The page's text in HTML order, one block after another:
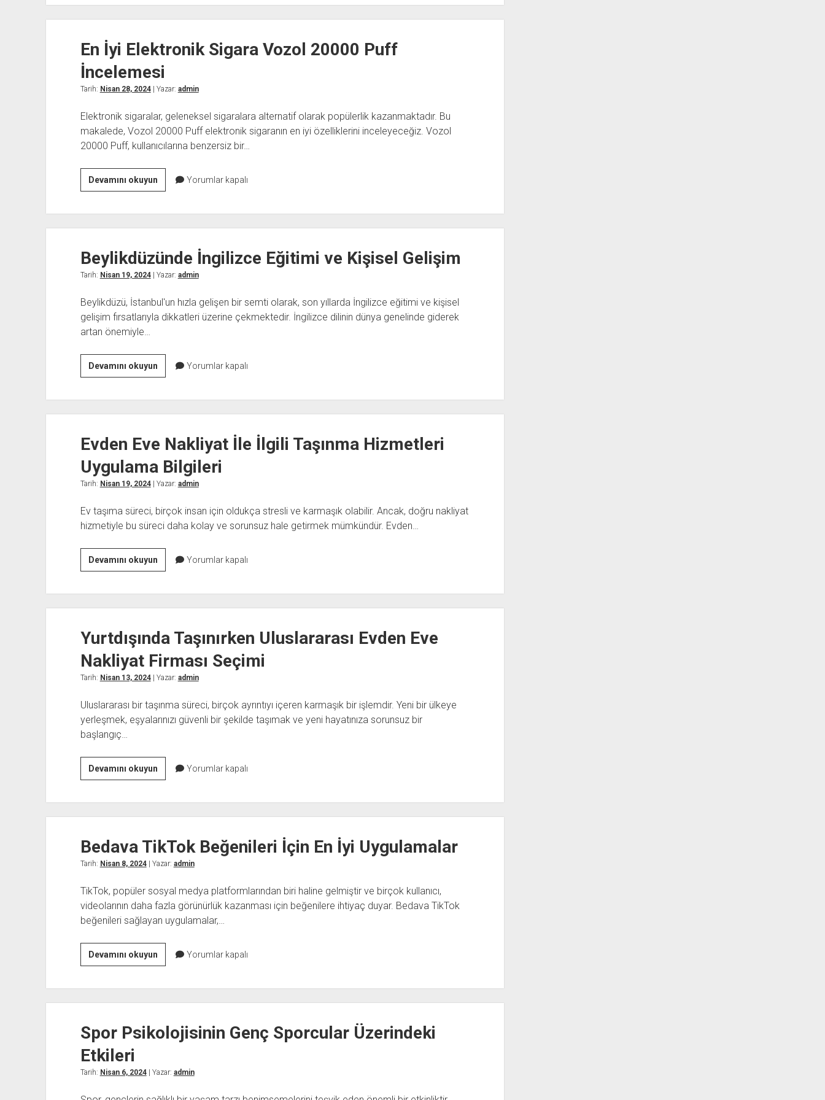
En İyi Elektronik Sigara Vozol 20000 Puff
İncelemesi
Tarih: Nisan 28, 2024| Yazar: admin
Elektronik sigaralar, geleneksel sigaralara alternatif olarak popülerlik kazanmaktadır. Bu
makalede, Vozol 20000 Puff elektronik sigaranın en iyi özelliklerini inceleyeceğiz. Vozol
20000 Puff, kullanıcılarına benzersiz bir…
Devamını okuyunEn
İyi
20000
Yorumlar kapalı
Beylikdüzünde İngilizce Eğitimi ve Kişisel Gelişim
Tarih: Nisan 19, 2024| Yazar: admin
Beylikdüzü, İstanbul'un hızla gelişen bir semti olarak, son yıllarda İngilizce eğitimi ve kişisel
gelişim fırsatlarıyla dikkatleri üzerine çekmektedir. İngilizce dilinin dünya genelinde giderek
artan önemiyle…
Devamını okuyunBeylikdüzünde
İngilizce
Gelişim
Yorumlar kapalı
Evden Eve Nakliyat İle İlgili Taşınma Hizmetleri
Uygulama Bilgileri
Tarih: Nisan 19, 2024| Yazar: admin
Ev taşıma süreci, birçok insan için oldukça stresli ve karmaşık olabilir. Ancak, doğru nakliyat
hizmetiyle bu süreci daha kolay ve sorunsuz hale getirmek mümkündür. Evden…
Devamını okuyunEvden
Eve
Taşınma
Hizmetleri
Uygulama
Bilgileri
Yorumlar kapalı
Yurtdışında Taşınırken Uluslararası Evden Eve
Nakliyat Firması Seçimi
Tarih: Nisan 13, 2024| Yazar: admin
Uluslararası bir taşınma süreci, birçok ayrıntıyı içeren karmaşık bir işlemdir. Yeni bir ülkeye
yerleşmek, eşyalarınızı güvenli bir şekilde taşımak ve yeni hayatınıza sorunsuz bir
başlangıç…
Devamını okuyunYurtdışında
Taşınırken
Nakliyat
Yorumlar kapalı
Bedava TikTok Beğenileri İçin En İyi Uygulamalar
Tarih: Nisan 8, 2024| Yazar: admin
TikTok, popüler sosyal medya platformlarından biri haline gelmiştir ve birçok kullanıcı,
videolarının daha fazla görünürlük kazanması için beğenilere ihtiyaç duyar. Bedava TikTok
beğenileri sağlayan uygulamalar,…
Devamını okuyunBedava
TikTok
İyi
Uygulamalar
Yorumlar kapalı
Spor Psikolojisinin Genç Sporcular Üzerindeki
Etkileri
Tarih: Nisan 6, 2024| Yazar: admin